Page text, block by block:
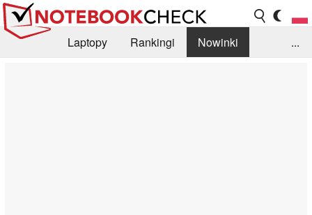
Laptopy Rankingi
Nowinki
...